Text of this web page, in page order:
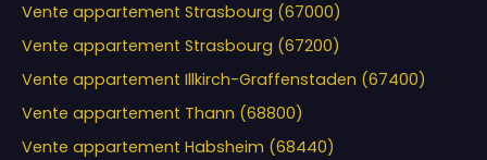
Vente appartement Strasbourg (67000)
Vente appartement Strasbourg (67200)
Vente appartement Illkirch-Graffenstaden (67400)
Vente appartement Thann (68800)
Vente appartement Habsheim (68440)